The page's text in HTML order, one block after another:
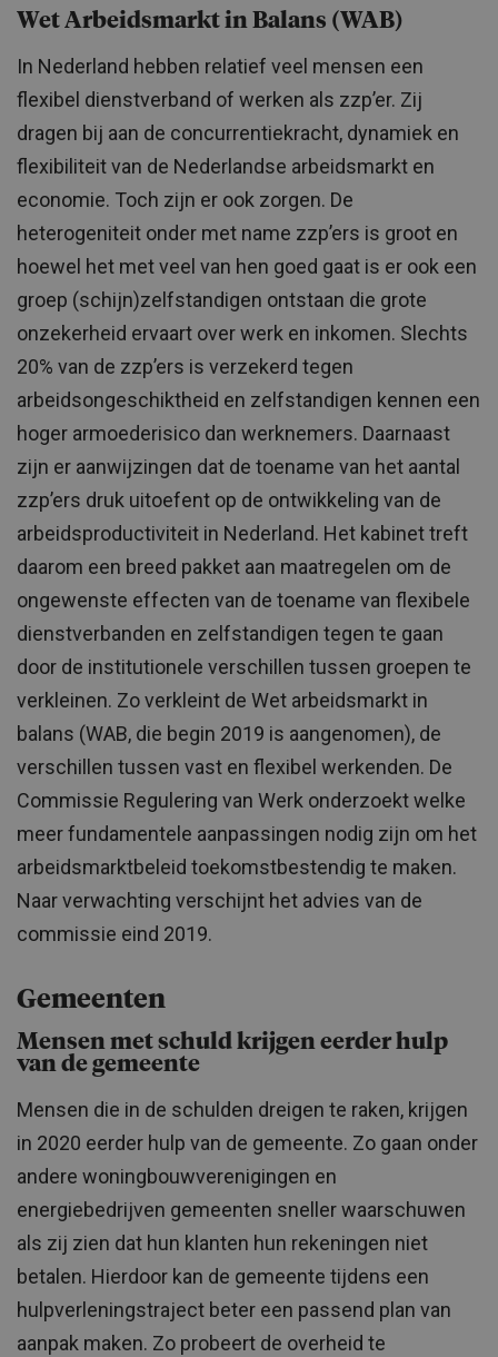
Wet Arbeidsmarkt in Balans (WAB)
In Nederland hebben relatief veel mensen een
flexibel dienstverband of werken als zzp’er. Zij
dragen bij aan de concurrentiekracht, dynamiek en
flexibiliteit van de Nederlandse arbeidsmarkt en
economie. Toch zijn er ook zorgen. De
heterogeniteit onder met name zzp’ers is groot en
hoewel het met veel van hen goed gaat is er ook een
groep (schijn)zelfstandigen ontstaan die grote
onzekerheid ervaart over werk en inkomen. Slechts
20% van de zzp’ers is verzekerd tegen
arbeidsongeschiktheid en zelfstandigen kennen een
hoger armoederisico dan werknemers. Daarnaast
zijn er aanwijzingen dat de toename van het aantal
zzp’ers druk uitoefent op de ontwikkeling van de
arbeidsproductiviteit in Nederland. Het kabinet treft
daarom een breed pakket aan maatregelen om de
ongewenste effecten van de toename van flexibele
dienstverbanden en zelfstandigen tegen te gaan
door de institutionele verschillen tussen groepen te
verkleinen. Zo verkleint de Wet arbeidsmarkt in
balans (WAB, die begin 2019 is aangenomen), de
verschillen tussen vast en flexibel werkenden. De
Commissie Regulering van Werk onderzoekt welke
meer fundamentele aanpassingen nodig zijn om het
arbeidsmarktbeleid toekomstbestendig te maken.
Naar verwachting verschijnt het advies van de
commissie eind 2019.
Gemeenten
Mensen met schuld krijgen eerder hulp
van de gemeente
Mensen die in de schulden dreigen te raken, krijgen
in 2020 eerder hulp van de gemeente. Zo gaan onder
andere woningbouwverenigingen en
energiebedrijven gemeenten sneller waarschuwen
als zij zien dat hun klanten hun rekeningen niet
betalen. Hierdoor kan de gemeente tijdens een
hulpverleningstraject beter een passend plan van
aanpak maken. Zo probeert de overheid te